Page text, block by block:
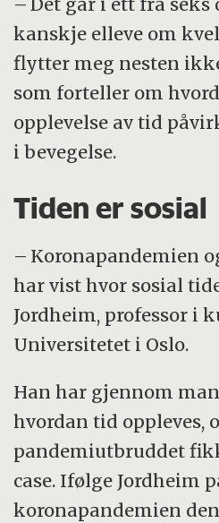
kanskje elleve om
flytter meg nesten
som forteller om
opplevelse av tid
i bevegelse.
Tiden er sosial
– Koronapandemien
har vist hvor sosial
Jordheim, professor i
Universitetet i Oslo.
Han har gjennom
hvordan tid oppleves,
pandemiutbruddet
case. Ifølge Jordheim
koronapandemien